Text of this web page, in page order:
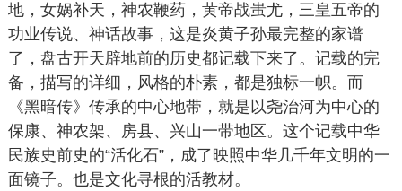
地，女娲补天，神农鞭药，黄帝战蚩尤，三皇五帝的
功业传说、神话故事，这是炎黄子孙最完整的家谱
了，盘古开天辟地前的历史都记载下来了。记载的完
备，描写的详细，风格的朴素，都是独标一帜。而
《黑暗传》传承的中心地带，就是以尧治河为中心的
保康、神农架、房县、兴山一带地区。这个记载中华
民族史前史的“活化石”，成了映照中华几千年文明的一
面镜子。也是文化寻根的活教材。